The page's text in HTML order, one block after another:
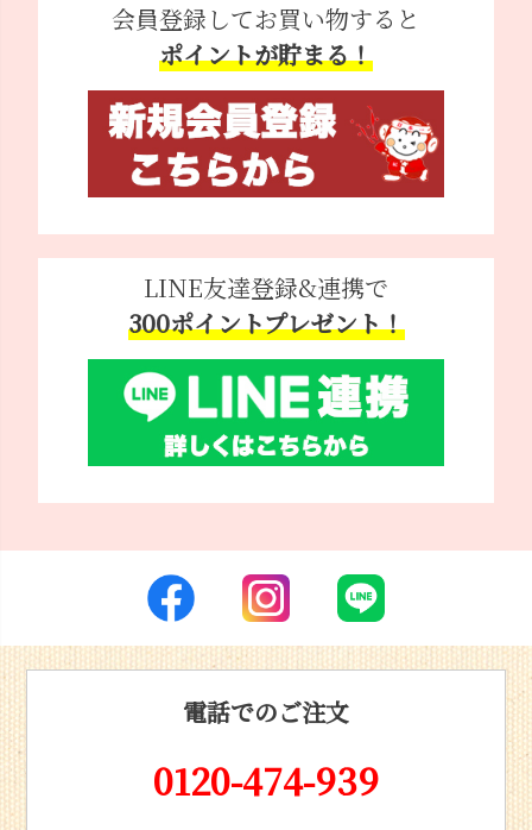
会員登録してお買い物すると
ポイントが貯まる！
LINE友達登録&連携で
300ポイントプレゼント！
電話でのご注文
0120-474-939